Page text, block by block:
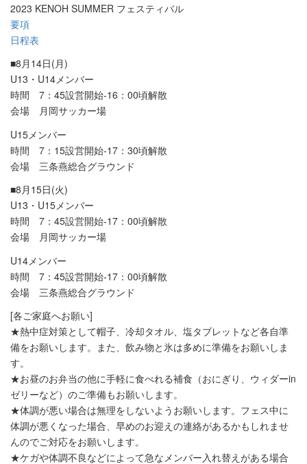
2023 KENOH SUMMER フェスティバル
要項
日程表
■8月14日(月)
U13・U14メンバー
時間 7：45設営開始-16：00頃解散
会場 月岡サッカー場
U15メンバー
時間 7：15設営開始-17：30頃解散
会場 三条燕総合グラウンド
■8月15日(火)
U13・U15メンバー
時間 7：45設営開始-17：00頃解散
会場 月岡サッカー場
U14メンバー
時間 7：45設営開始-17：00頃解散
会場 三条燕総合グラウンド
[各ご家庭へお願い]
★熱中症対策として帽子、冷却タオル、塩タブレットなど各自準
備をお願いします。また、飲み物と氷は多めに準備をお願いしま
す。
★お昼のお弁当の他に手軽に食べれる補食（おにぎり、ウィダーin
ゼリーなど）のご準備もお願いします。
★体調が悪い場合は無理をしないようお願いします。フェス中に
体調が悪くなった場合、早めのお迎えの連絡があるかもしれませ
んのでご対応をお願いします。
★ケガや体調不良などによって急なメンバー入れ替えがある場合